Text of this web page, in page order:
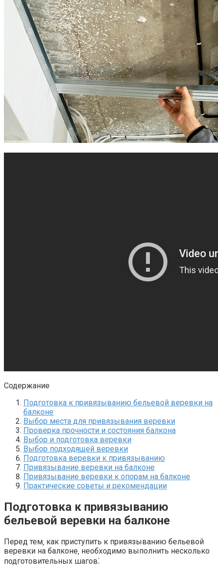
Содержание
Подготовка к привязыванию бельевой веревки на
балконе
Выбор места для привязывания веревки
Проверка прочности и состояния балкона
Выбор и подготовка веревки
Выбор подходящей веревки
Подготовка веревки к привязыванию
Привязывание веревки на балконе
Привязывание веревки к опорам на балконе
Практические советы и рекомендации
Подготовка к привязыванию
бельевой веревки на балконе
Перед тем‚ как приступить к привязыванию бельевой
веревки на балконе‚ необходимо выполнить несколько
подготовительных шагов⁚